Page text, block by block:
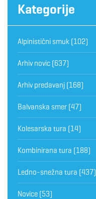
Kategorije
Alpinistični smuk (102)
Arhiv novic (637)
Arhiv predavanj (168)
Balvanska smer (47)
Kolesarska tura (14)
Kombinirana tura (188)
Ledno-snežna tura (437)
Novice (53)